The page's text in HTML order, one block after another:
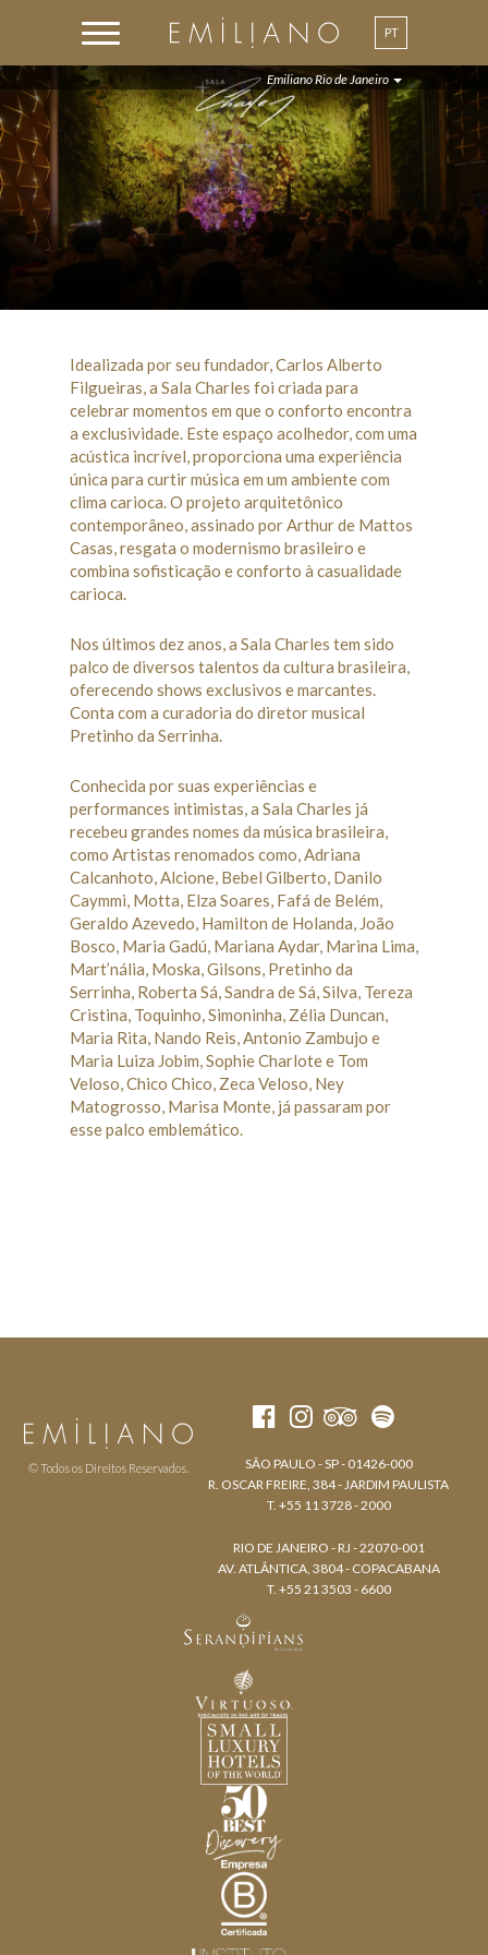
PT
Emiliano Rio de Janeiro
Idealizada por seu fundador, Carlos Alberto
Filgueiras, a Sala Charles foi criada para
celebrar momentos em que o conforto encontra
a exclusividade. Este espaço acolhedor, com uma
acústica incrível, proporciona uma experiência
única para curtir música em um ambiente com
clima carioca. O projeto arquitetônico
contemporâneo, assinado por Arthur de Mattos
Casas, resgata o modernismo brasileiro e
combina sofisticação e conforto à casualidade
carioca.
Nos últimos dez anos, a Sala Charles tem sido
palco de diversos talentos da cultura brasileira,
oferecendo shows exclusivos e marcantes.
Conta com a curadoria do diretor musical
Pretinho da Serrinha.
Conhecida por suas experiências e
performances intimistas, a Sala Charles já
recebeu grandes nomes da música brasileira,
como Artistas renomados como, Adriana
Calcanhoto, Alcione, Bebel Gilberto, Danilo
Caymmi, Motta, Elza Soares, Fafá de Belém,
Geraldo Azevedo, Hamilton de Holanda, João
Bosco, Maria Gadú, Mariana Aydar, Marina Lima,
Mart’nália, Moska, Gilsons, Pretinho da
Serrinha, Roberta Sá, Sandra de Sá, Silva, Tereza
Cristina, Toquinho, Simoninha, Zélia Duncan,
Maria Rita, Nando Reis, Antonio Zambujo e
Maria Luiza Jobim, Sophie Charlote e Tom
Veloso, Chico Chico, Zeca Veloso, Ney
Matogrosso, Marisa Monte, já passaram por
esse palco emblemático.
© Todos os Direitos Reservados.
SÃO PAULO - SP - 01426-000
R. OSCAR FREIRE, 384 - JARDIM PAULISTA
T. +55 11 3728 - 2000
RIO DE JANEIRO - RJ - 22070-001
AV. ATLÂNTICA, 3804 - COPACABANA
T. +55 21 3503 - 6600